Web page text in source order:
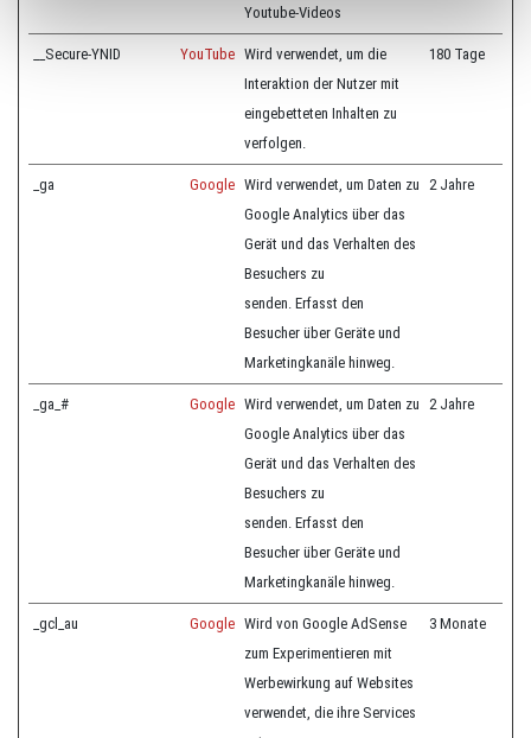
Youtube-Videos
__Secure-YNID YouTube Wird verwendet, um die
Interaktion der Nutzer mit
eingebetteten Inhalten zu
verfolgen.
180 Tage
_ga Google Wird verwendet, um Daten zu
Google Analytics über das
Gerät und das Verhalten des
Besuchers zu
senden. Erfasst den
Besucher über Geräte und
Marketingkanäle hinweg.
2 Jahre
_ga_# Google Wird verwendet, um Daten zu
Google Analytics über das
Gerät und das Verhalten des
Besuchers zu
senden. Erfasst den
Besucher über Geräte und
Marketingkanäle hinweg.
2 Jahre
_gcl_au Google Wird von Google AdSense
zum Experimentieren mit
Werbewirkung auf Websites
verwendet, die ihre Services
3 Monate